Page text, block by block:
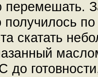
получилось
скатать
до